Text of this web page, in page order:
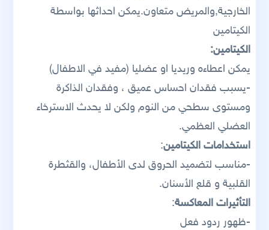
الخارجية,والمريض متعاون.يمكن احداثها بواسطة
الكيتامين
الكيتامين:
يمكن اعطاءه وريديا او عضليا (مفيد في الاطفال)
-يسبب فقدان احساس عميق ، وفقدان الذاكرة
ومستوى سطحي من النوم ولكن لا يحدث الاسترخاء
العضلي العظمي.
استخدامات الكيتامين:
-مناسب لتضميد الحروق لدى الأطفال، والقثطرة
القلبية و قلع الأسنان.
التأثيرات المعاكسة:
-ظهور ردود فعل